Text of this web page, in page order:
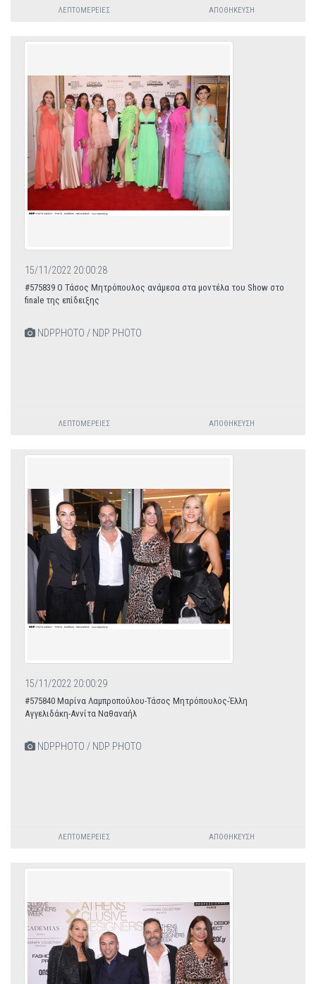
ΛΕΠΤΟΜΈΡΕΙΕΣ ΑΠΟΘΉΚΕΥΣΗ
15/11/2022 20:00:28
#575839 Ο Τάσος Μητρόπουλος ανάμεσα στα μοντέλα του Show στο
finale της επίδειξης
NDPPHOTO / NDP PHOTO
ΛΕΠΤΟΜΈΡΕΙΕΣ ΑΠΟΘΉΚΕΥΣΗ
15/11/2022 20:00:29
#575840 Μαρίνα Λαμπροπούλου-Τάσος Μητρόπουλος-Έλλη
Αγγελιδάκη-Αννίτα Ναθαναήλ
NDPPHOTO / NDP PHOTO
ΛΕΠΤΟΜΈΡΕΙΕΣ ΑΠΟΘΉΚΕΥΣΗ